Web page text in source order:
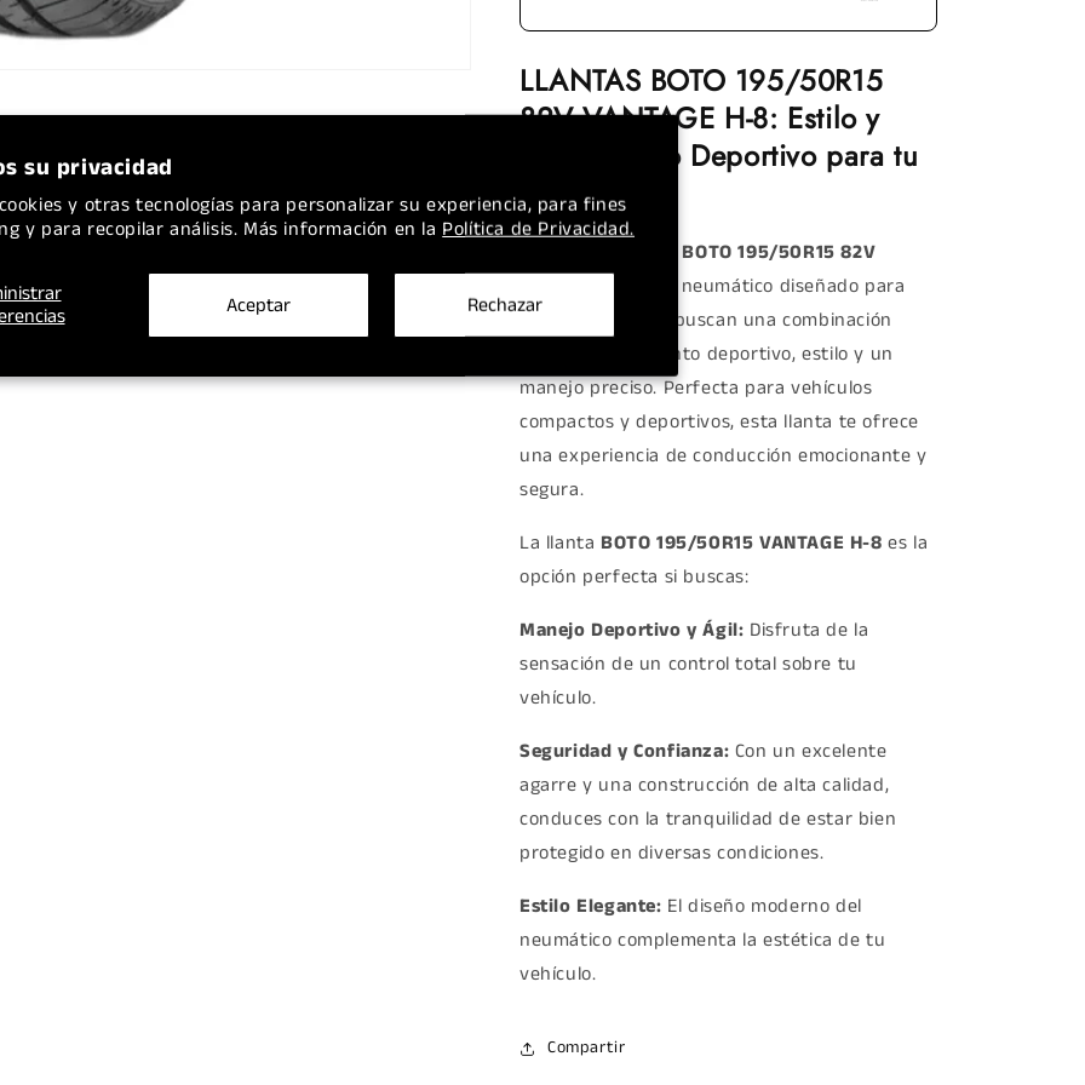
su privacidad
y otras tecnologías para personalizar su experiencia, para fines
y para recopilar análisis. Más información en laPolítica de Privacidad.
Aceptar Rechazar
LLANTAS BOTO 195/50R15
82V VANTAGE H-8: Estilo y
Rendimiento Deportivo para tu
Auto
BOTO 195/50R15 82V
, un neumático diseñado para
conductores que buscan una combinación
ideal de rendimiento deportivo, estilo y un
manejo preciso. Perfecta para vehículos
compactos y deportivos, esta llanta te ofrece
una experiencia de conducción emocionante y
segura.
La llanta BOTO 195/50R15 VANTAGE H-8 es la
opción perfecta si buscas:
Manejo Deportivo y Ágil: Disfruta de la
sensación de un control total sobre tu
vehículo.
Seguridad y Confianza: Con un excelente
agarre y una construcción de alta calidad,
conduces con la tranquilidad de estar bien
protegido en diversas condiciones.
Estilo Elegante: El diseño moderno del
neumático complementa la estética de tu
vehículo.
Compartir